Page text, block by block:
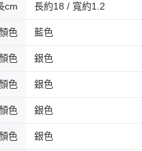
cm 長約18 / 寬約1.2
色 藍色
色 銀色
色 銀色
色 銀色
色 銀色